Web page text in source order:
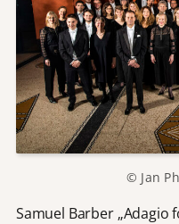
© Jan
Samuel Barber „Adagio